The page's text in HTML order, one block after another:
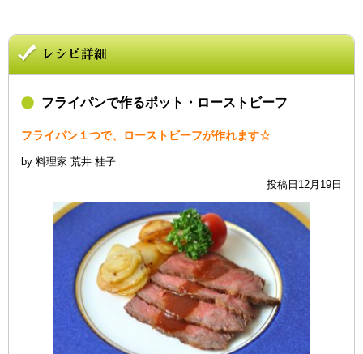
フライパンで作るポット・ローストビーフ
フライパン１つで、ローストビーフが作れます☆
by 料理家 荒井 桂子
投稿日12月19日